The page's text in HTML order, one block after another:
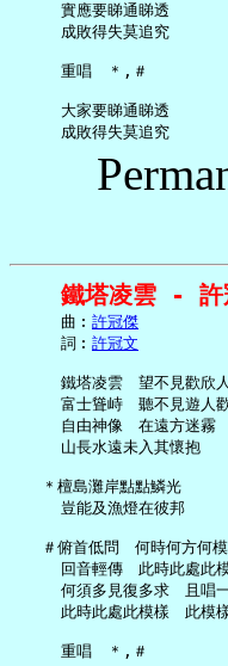
     實應要睇通睇透
     成敗得失莫追究
     重唱　＊,＃
     大家要睇通睇透
鐵塔凌雲 - 許
     曲︰
許冠傑
     詞︰
許冠文
鐵塔凌雲　望不見歡欣
富士聳峙　聽不見遊人
     自由神像　在遠方迷霧
     山長水遠未入其懷抱
   ＊檀島灘岸點點鱗光
     豈能及漁燈在彼邦
＃俯首低問　何時何方何
回音輕傳　此時此處此
何須多見復多求　且唱
此時此處此模樣　此模